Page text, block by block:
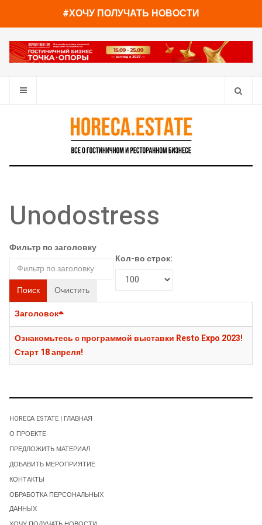
#ХОЧУ ПОЛУЧАТЬ НОВОСТИ
Unodostress
Фильтр по заголовку
Поиск Очистить
Кол-во строк:
Заголовок
Ознакомьтесь с программой выставки Resto Expo 2023!
Старт 18 апреля!
HORECA ESTATE | ГЛАВНАЯ
О ПРОЕКТЕ
ПРЕДЛОЖИТЬ МАТЕРИАЛ
ДОБАВИТЬ МЕРОПРИЯТИЕ
КОНТАКТЫ
ОБРАБОТКА ПЕРСОНАЛЬНЫХ
ДАННЫХ